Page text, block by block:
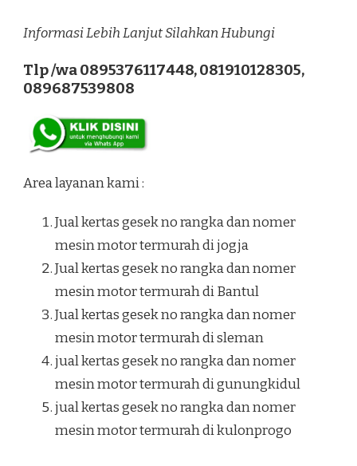
Informasi Lebih Lanjut Silahkan Hubungi
Tlp /wa 0895376117448, 081910128305,
089687539808
Area layanan kami :
Jual kertas gesek no rangka dan nomer
mesin motor termurah di jogja
Jual kertas gesek no rangka dan nomer
mesin motor termurah di Bantul
Jual kertas gesek no rangka dan nomer
mesin motor termurah di sleman
jual kertas gesek no rangka dan nomer
mesin motor termurah di gunungkidul
jual kertas gesek no rangka dan nomer
mesin motor termurah di kulonprogo